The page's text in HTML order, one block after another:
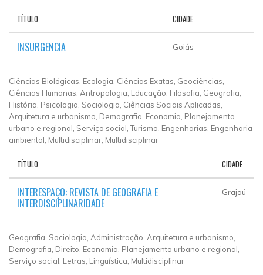
TÍTULO CIDADE
INSURGENCIA Goiás
Ciências Biológicas, Ecologia, Ciências Exatas, Geociências,
Ciências Humanas, Antropologia, Educação, Filosofia, Geografia,
História, Psicologia, Sociologia, Ciências Sociais Aplicadas,
Arquitetura e urbanismo, Demografia, Economia, Planejamento
urbano e regional, Serviço social, Turismo, Engenharias, Engenharia
ambiental, Multidisciplinar, Multidisciplinar
TÍTULO CIDADE
INTERESPAÇO: REVISTA DE GEOGRAFIA E
INTERDISCIPLINARIDADE
Grajaú
Geografia, Sociologia, Administração, Arquitetura e urbanismo,
Demografia, Direito, Economia, Planejamento urbano e regional,
Serviço social, Letras, Linguística, Multidisciplinar